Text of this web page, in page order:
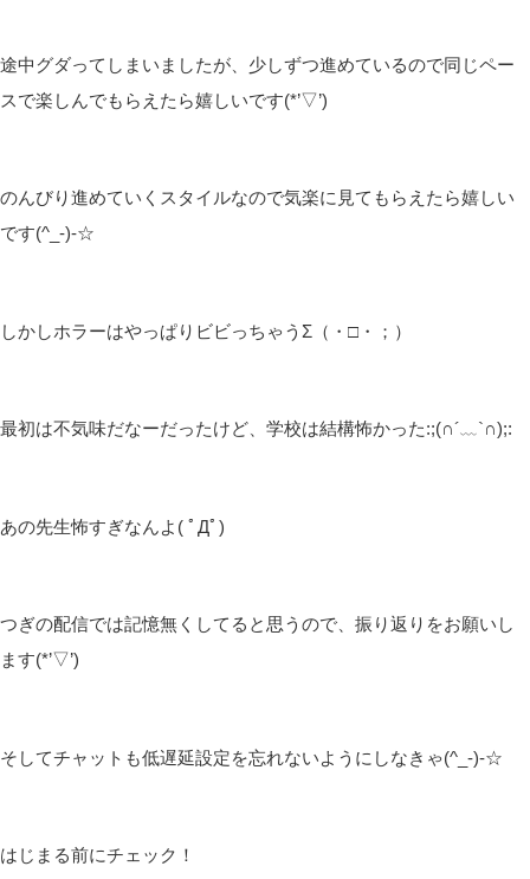
途中グダってしまいましたが、少しずつ進めているので同じペー
スで楽しんでもらえたら嬉しいです(*’▽’)
のんびり進めていくスタイルなので気楽に見てもらえたら嬉しい
です(^_-)-☆
しかしホラーはやっぱりビビっちゃうΣ（・□・；）
最初は不気味だなーだったけど、学校は結構怖かった:;(∩´﹏`∩);:
あの先生怖すぎなんよ( ﾟДﾟ)
つぎの配信では記憶無くしてると思うので、振り返りをお願いし
ます(*’▽’)
そしてチャットも低遅延設定を忘れないようにしなきゃ(^_-)-☆
はじまる前にチェック！